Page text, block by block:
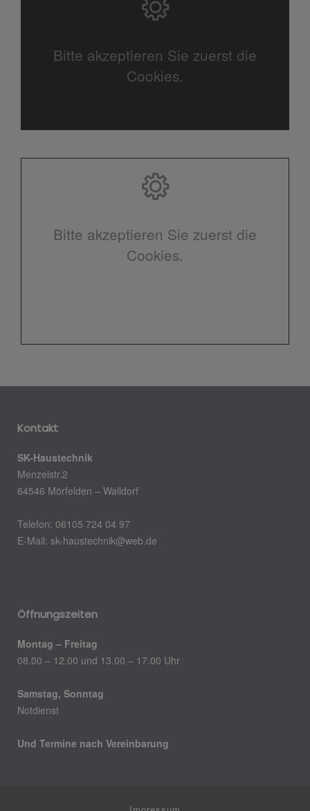
Bitte akzeptieren Sie zuerst die
Cookies.
Bitte akzeptieren Sie zuerst die
Cookies.
Kontakt
SK-Haustechnik
Menzelstr.2
64546 Mörfelden – Walldorf
Telefon: 06105 724 04 97
E-Mail: sk-haustechnik@web.de
Öffnungszeiten
Montag – Freitag
08.00 – 12.00 und 13.00 – 17.00 Uhr
Samstag, Sonntag
Notdienst
Und Termine nach Vereinbarung